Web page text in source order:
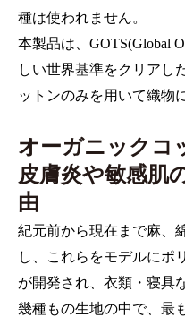
種は使われません。
本製品は、GOTS(Global
しい世界基準をクリアし
ットンのみを用いて織物
オーガニックコ
皮膚炎や敏感肌
由
紀元前から現在まで麻、
し、これらをモデルにポ
が開発され、衣類・寝具
幾種もの生地の中で、最